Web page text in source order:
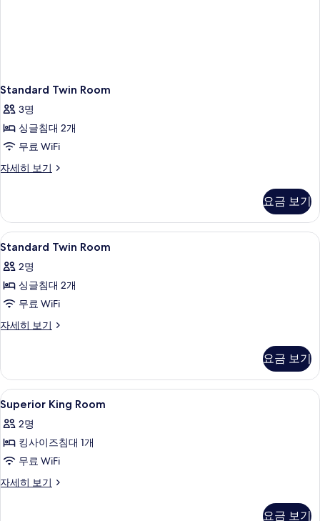
모
두
보
기
보
Standard Twin Room
3명
싱글침대 2개
무료 WiFi
자세히 보기
Standard
세
히
보
요금 보기
Standard
Twin
Room
사
진
모
기
객실 내 금고, 책상, 다리미/다리미판,
4
Standard Twin Room
2명
싱글침대 2개
무료 WiFi
자세히 보기
Standard
세
히
보
요금 보기
Superior
King
Room
사
진
모
객실 내 금고, 책상, 다리미/다리미판,
3
Superior King Room
2명
킹사이즈침대 1개
무료 WiFi
자세히 보기
Superior
요금 보기